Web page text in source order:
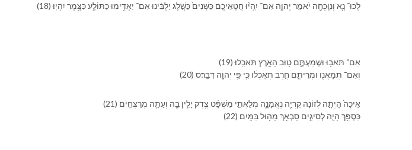
(18) לְכוּ־ נָ֛א וְ⁠נִוָּֽכְחָ֖ה יֹאמַ֣ר יְהוָ֑ה אִם־ יִֽהְי֨וּ חֲטָאֵי⁠כֶ֤ם כַּ⁠שָּׁנִים֙ כַּ⁠שֶּׁ֣לֶג יַלְבִּ֔ינוּ אִם־ יַאְדִּ֥ימוּ כַ⁠תּוֹלָ֖ע כַּ⁠צֶּ֥מֶר יִהְיֽוּ׃
(19) אִם־ תֹּאב֖וּ וּ⁠שְׁמַעְתֶּ֑ם ט֥וּב הָ⁠אָ֖רֶץ תֹּאכֵֽלוּ׃
(20) וְ⁠אִם־ תְּמָאֲנ֖וּ וּ⁠מְרִיתֶ֑ם חֶ֣רֶב תְּאֻכְּל֔וּ כִּ֛י פִּ֥י יְהוָ֖ה דִּבֵּֽר׃ס
(21) אֵיכָה֙ הָיְתָ֣ה לְ⁠זוֹנָ֔ה קִרְיָ֖ה נֶאֱמָנָ֑ה מְלֵאֲתִ֣י מִשְׁפָּ֗ט צֶ֛דֶק יָלִ֥ין בָּ֖⁠הּ וְ⁠עַתָּ֥ה מְרַצְּחִֽים׃
(22) כַּסְפֵּ֖⁠ךְ הָיָ֣ה לְ⁠סִיגִ֑ים סָבְאֵ֖⁠ךְ מָה֥וּל בַּ⁠מָּֽיִם׃